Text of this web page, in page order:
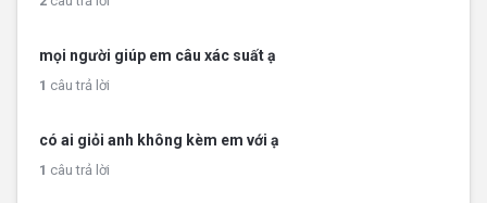
mọi người giúp em câu xác suất ạ
1 câu trả lời
có ai giỏi anh không kèm em với ạ
1 câu trả lời